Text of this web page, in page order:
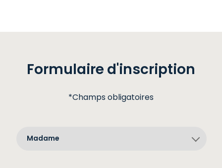
Formulaire d'inscription
*Champs obligatoires